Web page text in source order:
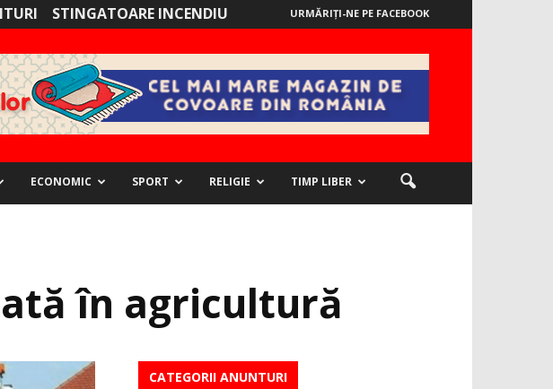
STINGATOARE INCENDIU URMĂRIȚI-NE PE FACEBOOK
ECONOMIC SPORT RELIGIE TIMP LIBER
în agricultură
CATEGORII ANUNTURI